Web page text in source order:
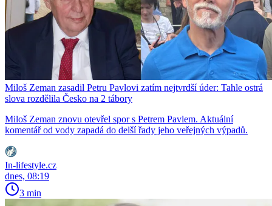
Miloš Zeman zasadil Petru Pavlovi zatím nejtvrdší úder: Tahle ostrá
slova rozdělila Česko na 2 tábory
Miloš Zeman znovu otevřel spor s Petrem Pavlem. Aktuální
komentář od vody zapadá do delší řady jeho veřejných výpadů.
In-lifestyle.cz
dnes, 08:19
3 min